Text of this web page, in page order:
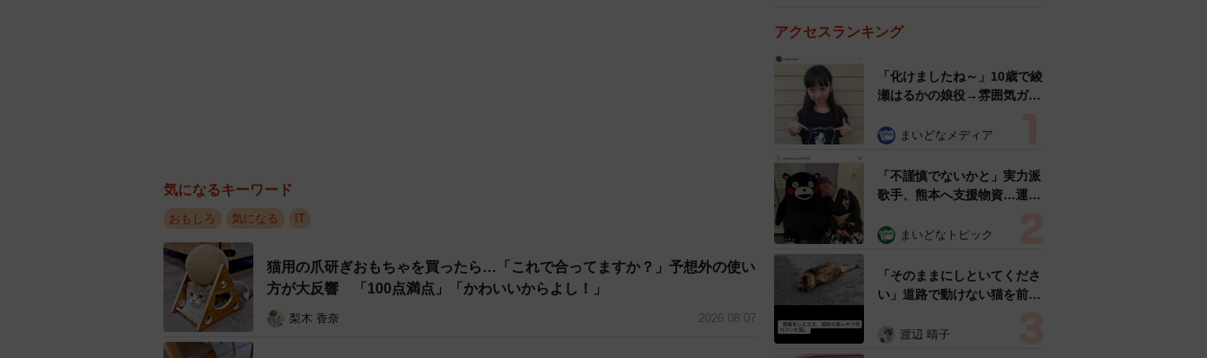
――制作のポイントは？
担当者：「ホラーゲームの世界観」×「商品の紹介」の両立に最もこだわりました。ゲーム
でありながら、できるだけリアルな汚れの質感再現・使用体験の実現も目指しました。たと
えば、スプレー音は実際の商品から録音。ゲーム内で疑似体験がしっかりできるようになっ
気になるキーワード
おもしろ 気になる IT
猫用の爪研ぎおもちゃを買ったら…「これで合ってますか？」予想外の使い
方が大反響 「100点満点」「かわいいからよし！」
梨木 香奈 2026.08.07
アクセスランキング
「化けましたね～」10歳で綾
瀬はるかの娘役→雰囲気ガラ
雰囲気が」「宝塚に入れそ
まいどなメディア
「不謹慎でないかと」実力派
歌手、熊本へ支援物資…運搬
めらい 「痛いほど伝わる」
まいどなトピック
「そのままにしといてくださ
い」道路で動けない猫を前に
ようとした4日間 「命の重
渡辺 晴子